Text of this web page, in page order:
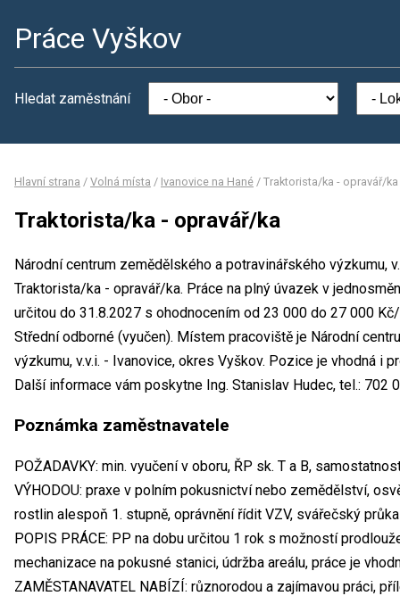
Práce Vyškov
Hledat zaměstnání
Hlavní strana / Volná místa / Ivanovice na Hané / Traktorista/ka - opravář/ka
Traktorista/ka - opravář/ka
Národní centrum zemědělského a potravinářského výzkumu,
Traktorista/ka - opravář/ka. Práce na plný úvazek v
určitou do 31.8.2027 s ohodnocením od 23 000 do 27 000
Střední odborné (vyučen). Místem pracoviště je Národní
výzkumu, v.v.i. - Ivanovice, okres Vyškov. Pozice je vhodná i
Další informace vám poskytne Ing. Stanislav Hudec, tel.: 702
Poznámka zaměstnavatele
POŽADAVKY: min. vyučení v oboru, ŘP sk. T a B,
VÝHODOU: praxe v polním pokusnictví nebo zemědělství,
rostlin alespoň 1. stupně, oprávnění řídit VZV, svářečský
POPIS PRÁCE: PP na dobu určitou 1 rok s možností
mechanizace na pokusné stanici, údržba areálu, práce je
ZAMĚSTANAVATEL NABÍZÍ: různorodou a zajímavou práci,